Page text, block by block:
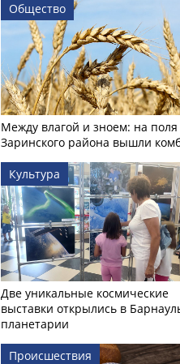
Общество
Между влагой и зноем: на поля
Заринского района вышли
Культура
Две уникальные космические
выставки открылись в
планетарии
Происшествия